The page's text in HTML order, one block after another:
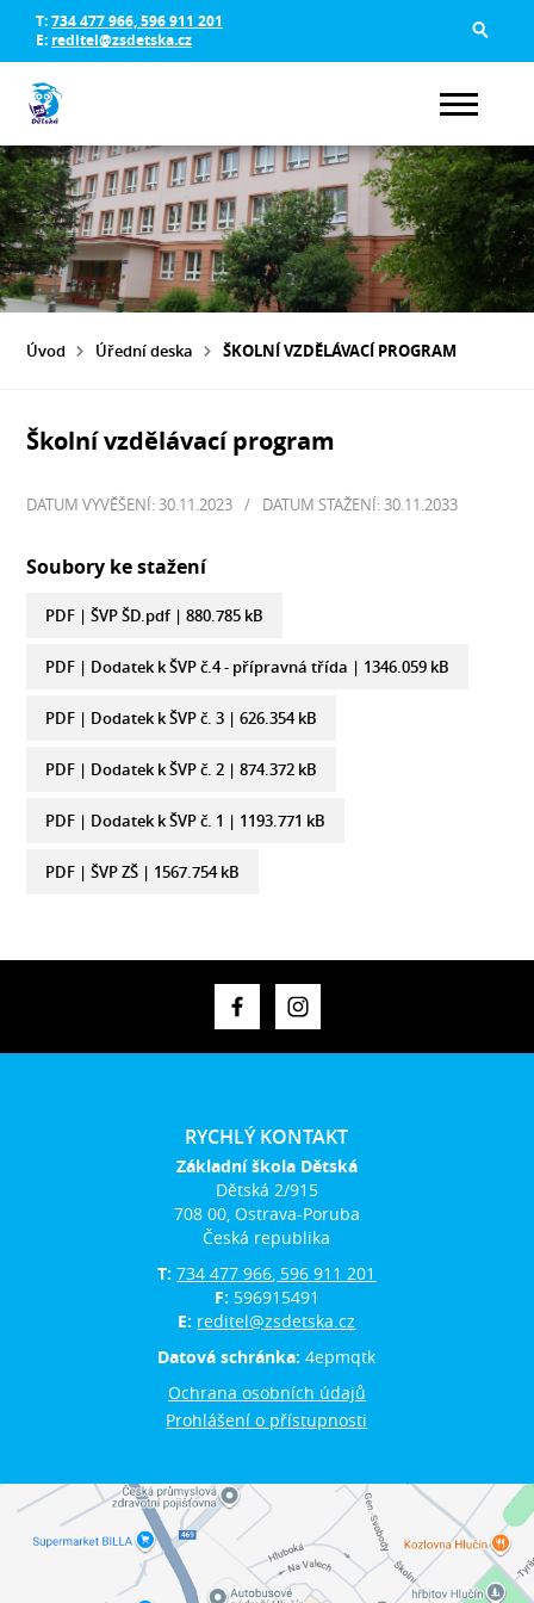
T:734 477 966, 596 911 201
E: reditel@zsdetska.cz
Úvod Úřední deska ŠKOLNÍ VZDĚLÁVACÍ PROGRAM
Školní vzdělávací program
DATUM VYVĚŠENÍ: 30.11.2023 / DATUM STAŽENÍ: 30.11.2033
Soubory ke stažení
PDF |ŠVP ŠD.pdf| 880.785 kB
PDF | Dodatek k ŠVP č.4 - přípravná třída | 1346.059 kB
PDF | Dodatek k ŠVP č. 3 | 626.354 kB
PDF | Dodatek k ŠVP č. 2 | 874.372 kB
PDF | Dodatek k ŠVP č. 1 | 1193.771 kB
PDF |ŠVP ZŠ | 1567.754 kB
RYCHLÝ KONTAKT
Základní škola Dětská
Dětská 2/915
708 00, Ostrava-Poruba
Česká republika
T:734 477 966, 596 911 201
F: 596915491
E: reditel@zsdetska.cz
Datová schránka:4epmqtk
Ochrana osobních údajů
Prohlášení o přístupnosti